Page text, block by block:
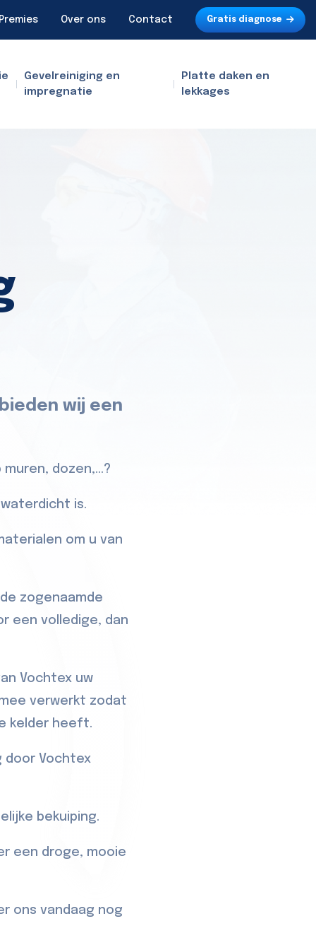
Over ons Contact Gratis diagnose
Gevelreiniging en
impregnatie
Platte daken en
lekkages
wij een
dozen,...?
is.
om u van
zogenaamde
een volledige, dan
Vochtex uw
verwerkt zodat
kelder heeft.
door Vochtex
bekuiping.
een droge, mooie
ons vandaag nog